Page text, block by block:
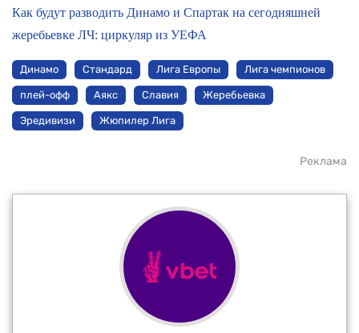
Как будут разводить Динамо и Спартак на сегодняшней
жеребьевке ЛЧ: циркуляр из УЕФА
Динамо Стандард Лига Европы Лига чемпионов
плей-офф Аякс Славия Жеребьевка
Эредивизи Жюпилер Лига
Реклама